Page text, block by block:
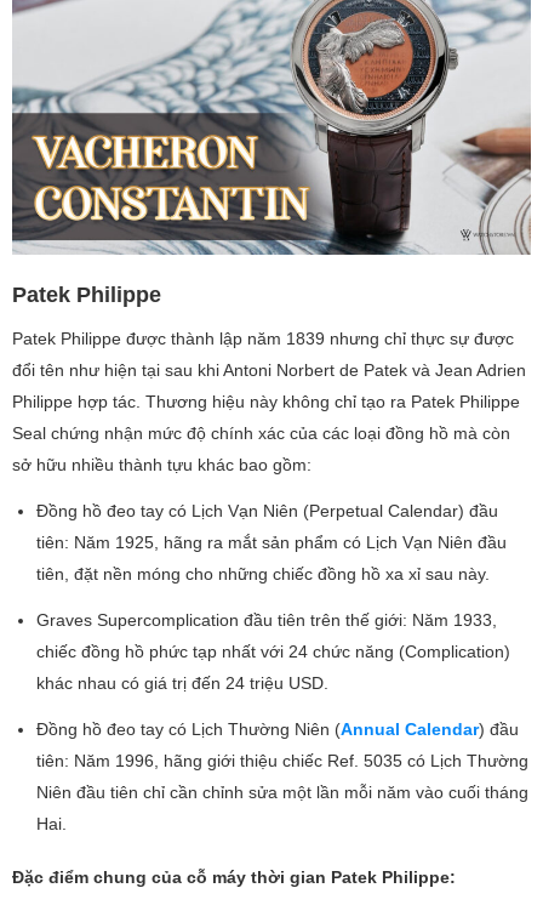
Patek Philippe
Patek Philippe được thành lập năm 1839 nhưng chỉ thực sự được
đổi tên như hiện tại sau khi Antoni Norbert de Patek và Jean Adrien
Philippe hợp tác. Thương hiệu này không chỉ tạo ra Patek Philippe
Seal chứng nhận mức độ chính xác của các loại đồng hồ mà còn
sở hữu nhiều thành tựu khác bao gồm:
Đồng hồ đeo tay có Lịch Vạn Niên (Perpetual Calendar) đầu
tiên: Năm 1925, hãng ra mắt sản phẩm có Lịch Vạn Niên đầu
tiên, đặt nền móng cho những chiếc đồng hồ xa xỉ sau này.
Graves Supercomplication đầu tiên trên thế giới: Năm 1933,
chiếc đồng hồ phức tạp nhất với 24 chức năng (Complication)
khác nhau có giá trị đến 24 triệu USD.
Đồng hồ đeo tay có Lịch Thường Niên (Annual Calendar) đầu
tiên: Năm 1996, hãng giới thiệu chiếc Ref. 5035 có Lịch Thường
Niên đầu tiên chỉ cần chỉnh sửa một lần mỗi năm vào cuối tháng
Hai.
Đặc điểm chung của cỗ máy thời gian Patek Philippe: